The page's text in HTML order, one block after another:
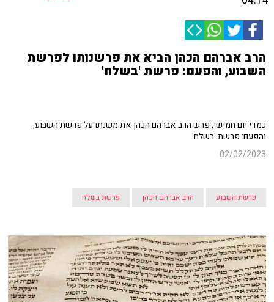
הרב אברהם הכהן הביא את פרשנותו לפרשת
השבוע, והפעם: פרשת 'בשלח'
כמדי יום חמישי, פרש הרב אברהם הכהן את משנתו על פרשת השבוע,
והפעם: פרשת 'בשלח'
02/02/2023
פרשת השבוע הרב אברהם הכהן פרשת בשלח